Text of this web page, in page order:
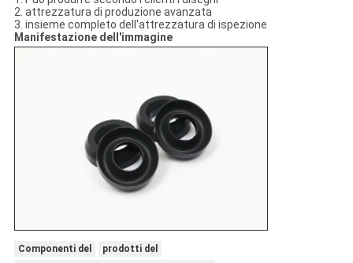
2. attrezzatura di produzione avanzata
3. insieme completo dell'attrezzatura di ispezione
Manifestazione dell'immagine
Componenti del
prodotti del